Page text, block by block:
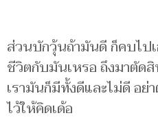
ส่วนบักวุ้นถ้ามันดี ก็คบไป
ชีวิตกับมันเหรอ ถึงมาตัด
เรามันก็มีทั้งดีและไม่ดี อ
ไว้ให้คิดเด้อ